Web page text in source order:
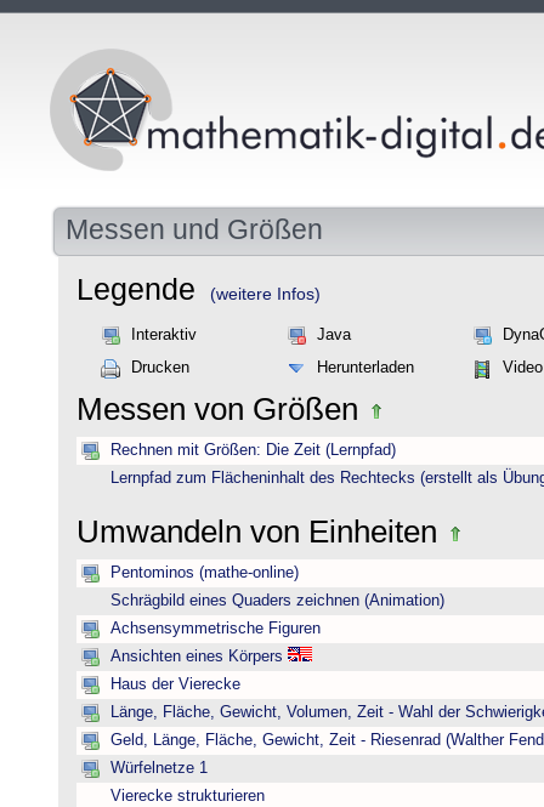
Messen und Größen
Legende (weitere Infos)
Interaktiv Java
Drucken
Herunterladen Video
Messen von Größen
Rechnen mit Größen: Die Zeit (Lernpfad)
Lernpfad zum Flächeninhalt des Rechtecks (erstellt als
Umwandeln von Einheiten
Pentominos (mathe-online)
Schrägbild eines Quaders zeichnen (Animation)
Achsensymmetrische Figuren
Ansichten eines Körpers
Haus der Vierecke
Länge, Fläche, Gewicht, Volumen, Zeit - Wahl der
Geld, Länge, Fläche, Gewicht, Zeit - Riesenrad (Walther
Würfelnetze 1
Vierecke strukturieren